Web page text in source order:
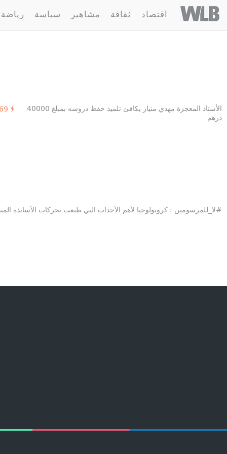
Welovebuzz
اقتصاد ثقافة مشاهير سياسة رياضة
4 مقالة : أستاذ
الأستاذ المعجزة مهدي منيار يكافئ تلميذ حفظ دروسه بمبلغ 40000
درهم
#لا_للمرسومين : كرونولوجيا لأهم الأحداث التي طبعت تحركات الأساتذة